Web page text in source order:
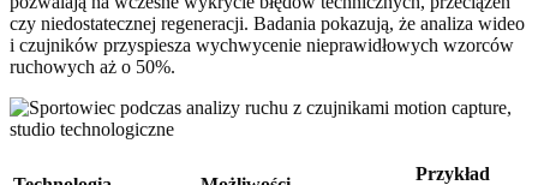
czy niedostatecznej regeneracji. Badania pokazują, że analiza wideo
i czujników przyspiesza wychwycenie nieprawidłowych wzorców
ruchowych aż o 50%.
Przykład